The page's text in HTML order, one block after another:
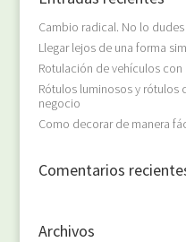
Cambio radical. No lo dudes
Llegar lejos de una forma
Rotulación de vehículos
Rótulos luminosos y
negocio
Como decorar de manera
Comentarios
Archivos